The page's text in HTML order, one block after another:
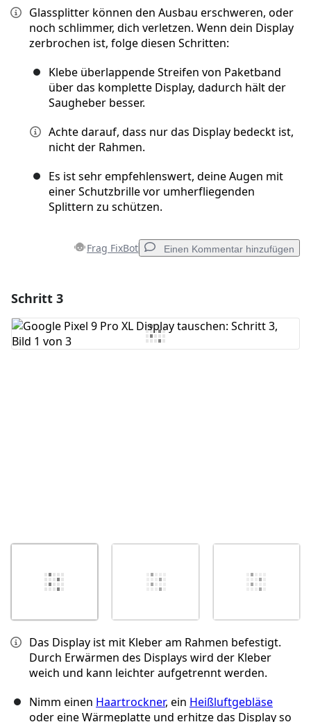
Glassplitter können den Ausbau erschweren, oder
noch schlimmer, dich verletzen. Wenn dein Display
zerbrochen ist, folge diesen Schritten:
Klebe überlappende Streifen von Paketband
über das komplette Display, dadurch hält der
Saugheber besser.
Achte darauf, dass nur das Display bedeckt ist,
nicht der Rahmen.
Es ist sehr empfehlenswert, deine Augen mit
einer Schutzbrille vor umherfliegenden
Splittern zu schützen.
Frag FixBot Einen Kommentar hinzufügen
Kommentar hinzufügen
Schritt 3
Das Display ist mit Kleber am Rahmen befestigt.
Durch Erwärmen des Displays wird der Kleber
weich und kann leichter aufgetrennt werden.
Nimm einen Haartrockner, ein Heißluftgebläse
oder eine Wärmeplatte und erhitze das Display so